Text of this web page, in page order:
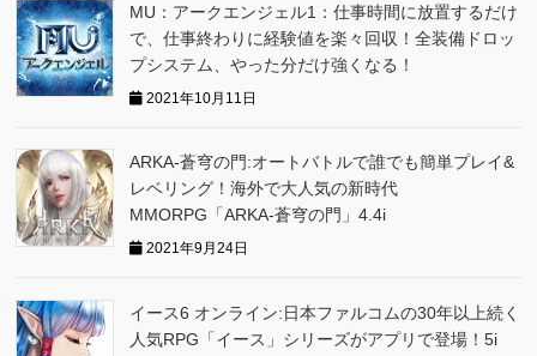
MU：アークエンジェル1：仕事時間に放置するだけ
で、仕事終わりに経験値を楽々回収！全装備ドロッ
プシステム、やった分だけ強くなる！
2021年10月11日
ARKA‐蒼穹の門:オートバトルで誰でも簡単プレイ&
レベリング！海外で大人気の新時代
MMORPG「ARKA‐蒼穹の門」4.4i
2021年9月24日
イース6 オンライン:日本ファルコムの30年以上続く
人気RPG「イース」シリーズがアプリで登場！5i